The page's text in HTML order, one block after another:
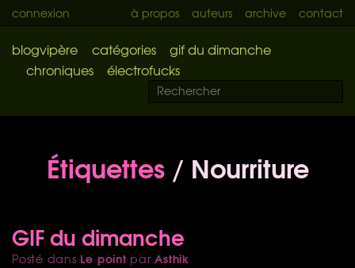
connexion à propos auteurs archive contact
blogvipère catégories
gif du dimanche
chroniques
électrofucks
Étiquettes/ Nourriture
GIF du dimanche
Posté dans Le point parAsthik